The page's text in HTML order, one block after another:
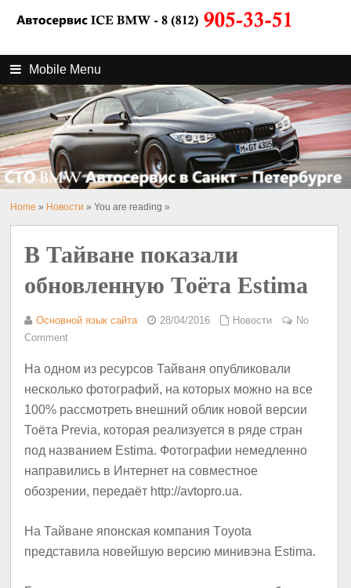
Mobile Menu
Home » Новости » You are reading »
В Тайване показали
обновленную Тоёта Estima
Основной язык сайта 28/04/2016 Новости
No
Comment
На одном из ресурсов Тайваня опубликовали
несколько фотографий, на которых можно на все
100% рассмотреть внешний облик новой версии
Тоёта Previa, которая реализуется в ряде стран
под названием Estima. Фотографии немедленно
направились в Интернет на совместное
обозрении, передаёт http://avtopro.ua.
На Тайване японская компания Тoyota
представила новейшую версию минивэна Estima.